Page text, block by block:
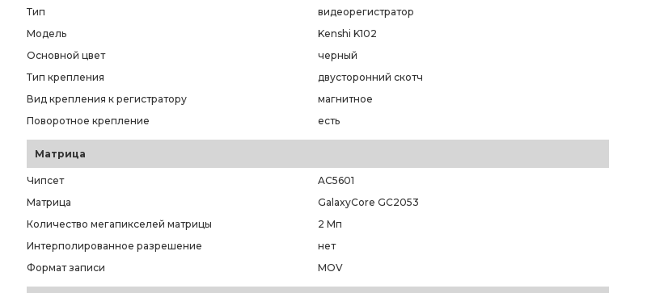
Тип
видеорегистратор
Модель
Kenshi K102
Основной цвет
черный
Тип крепления
двусторонний скотч
Вид крепления к регистратору
магнитное
Поворотное крепление
есть
Матрица
Чипсет
AC5601
Матрица
GalaxyCore GC2053
Количество мегапикселей матрицы
2 Мп
Интерполированное разрешение
нет
Формат записи
MOV